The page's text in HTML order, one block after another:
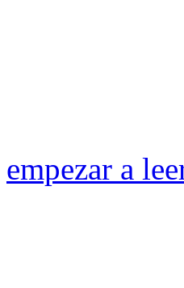
empezar a